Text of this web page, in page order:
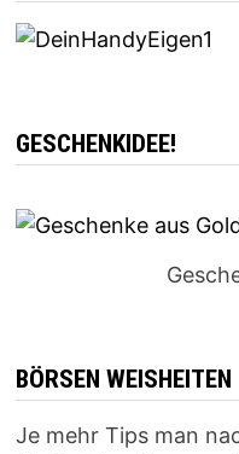
GESCHENKIDEE!
BÖRSEN WEISHEITEN
Je mehr Tips man